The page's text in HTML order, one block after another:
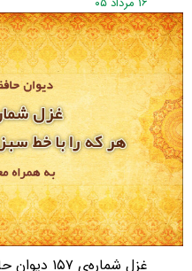
غزل شماره‌ی